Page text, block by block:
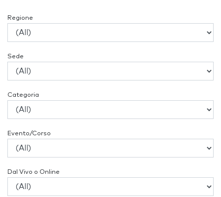
Regione
Sede
Categoria
Evento/Corso
Dal Vivo o Online